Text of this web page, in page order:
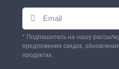
* Подпишитесь на нашу
предложения скидок,
продуктах.